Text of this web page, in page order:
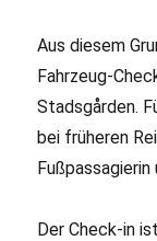
Aus diesem
Fahrzeug-
Stadsgården.
bei früheren
Der Check-in